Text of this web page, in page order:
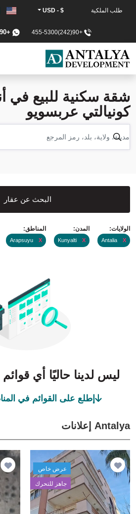
طلب الملكية $ - USD
+90(242)455-5300
+90(532)519-7107
شقة سكنية للبيع في
كونيالتي عربسويو
البحث عن عقار
الولايات:
Antalia X
المدن:
Kunyalti X
المناطق:
Arapsuyu X
ليس لدينا حاليًا أي
إطلع على القوائم في
Antalya إعلانات
عرض خاص
جاهز للتحرك